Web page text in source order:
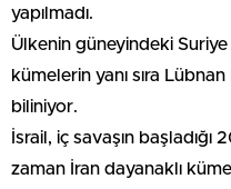
yapılmadı.
Ülkenin güneyindeki
kümelerin yanı sıra
biliniyor.
İsrail, iç savaşın başladığı
zaman İran dayanaklı